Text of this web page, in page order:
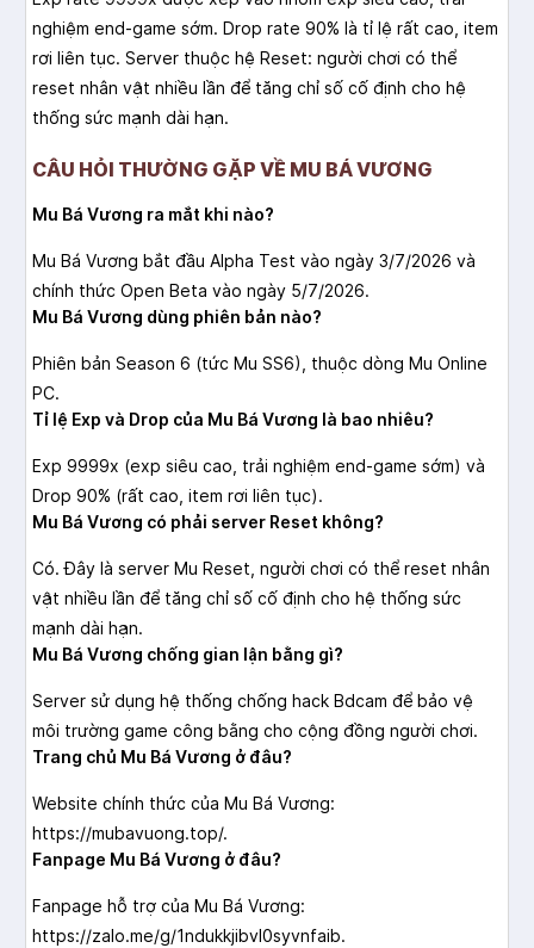
nghiệm end-game sớm. Drop rate 90% là tỉ lệ rất cao, item
rơi liên tục. Server thuộc hệ Reset: người chơi có thể
reset nhân vật nhiều lần để tăng chỉ số cố định cho hệ
thống sức mạnh dài hạn.
CÂU HỎI THƯỜNG GẶP VỀ MU BÁ VƯƠNG
Mu Bá Vương ra mắt khi nào?
Mu Bá Vương bắt đầu Alpha Test vào ngày 3/7/2026 và
chính thức Open Beta vào ngày 5/7/2026.
Mu Bá Vương dùng phiên bản nào?
Phiên bản Season 6 (tức Mu SS6), thuộc dòng Mu Online
PC.
Tỉ lệ Exp và Drop của Mu Bá Vương là bao nhiêu?
Exp 9999x (exp siêu cao, trải nghiệm end-game sớm) và
Drop 90% (rất cao, item rơi liên tục).
Mu Bá Vương có phải server Reset không?
Có. Đây là server Mu Reset, người chơi có thể reset nhân
vật nhiều lần để tăng chỉ số cố định cho hệ thống sức
mạnh dài hạn.
Mu Bá Vương chống gian lận bằng gì?
Server sử dụng hệ thống chống hack Bdcam để bảo vệ
môi trường game công bằng cho cộng đồng người chơi.
Trang chủ Mu Bá Vương ở đâu?
Website chính thức của Mu Bá Vương:
https://mubavuong.top/.
Fanpage Mu Bá Vương ở đâu?
Fanpage hỗ trợ của Mu Bá Vương:
https://zalo.me/g/1ndukkjibvl0syvnfaib.